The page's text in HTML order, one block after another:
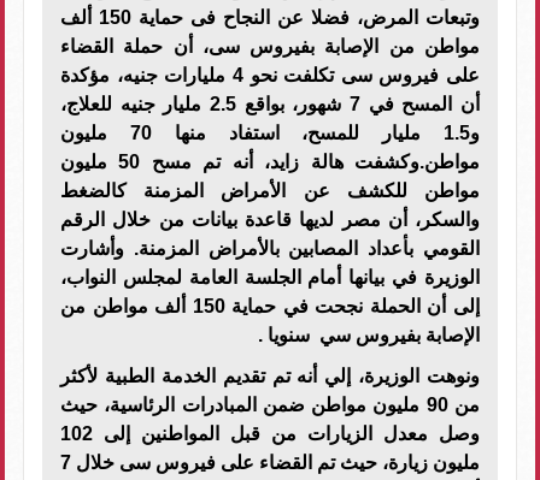
وتبعات المرض، فضلا عن النجاح فى حماية 150 ألف
مواطن من الإصابة بفيروس سى، أن حملة القضاء
على فيروس سى تكلفت نحو 4 مليارات جنيه، مؤكدة
أن المسح في 7 شهور، بواقع 2.5 مليار جنيه للعلاج،
و1.5 مليار للمسح، استفاد منها 70 مليون
مواطن.وكشفت هالة زايد، أنه تم مسح 50 مليون
مواطن للكشف عن الأمراض المزمنة كالضغط
والسكر، أن مصر لديها قاعدة بيانات من خلال الرقم
القومي بأعداد المصابين بالأمراض المزمنة. وأشارت
الوزيرة في بيانها أمام الجلسة العامة لمجلس النواب،
إلى أن الحملة نجحت في حماية 150 ألف مواطن من
الإصابة بفيروس سي سنويا .
ونوهت الوزيرة، إلي أنه تم تقديم الخدمة الطبية لأكثر
من 90 مليون مواطن ضمن المبادرات الرئاسية، حيث
وصل معدل الزيارات من قبل المواطنين إلى 102
مليون زيارة، حيث تم القضاء على فيروس سى خلال 7